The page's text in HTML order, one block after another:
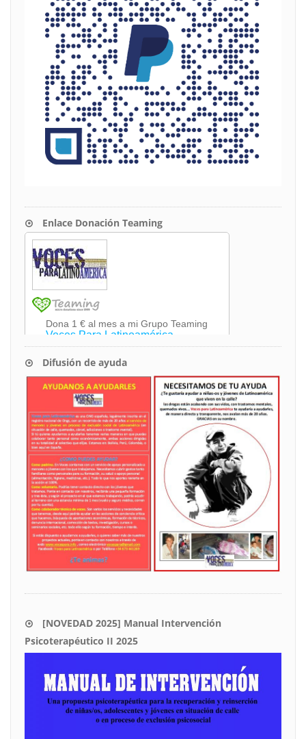
Enlace Donación Teaming
Difusión de ayuda
[NOVEDAD 2025] Manual Intervención
Psicoterapéutico II 2025